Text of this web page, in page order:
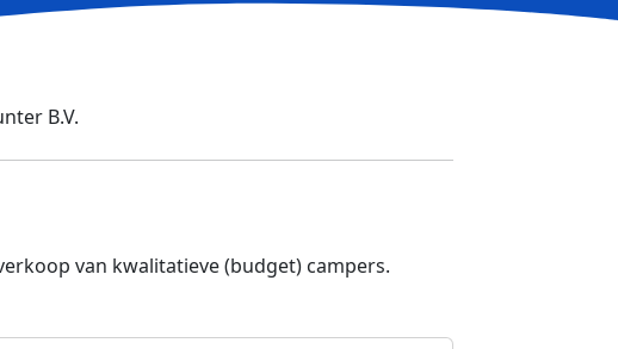
B.V.
van kwalitatieve (budget) campers.